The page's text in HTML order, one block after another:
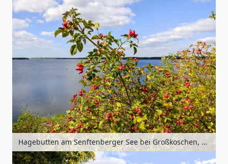
Hagebutten am Senftenberger See bei Großkoschen, Lausitz, Brandenburg, Deutschland